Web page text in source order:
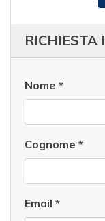
RICHIESTA
Nome *
Cognome *
Email *